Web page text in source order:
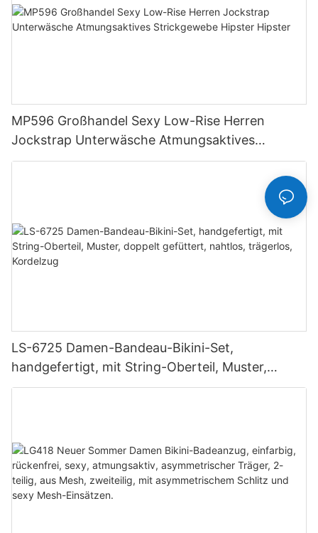
MP596 Großhandel Sexy Low-Rise Herren
Jockstrap Unterwäsche Atmungsaktives
Strickgewebe Hipster Hipster
LS-6725 Damen-Bandeau-Bikini-Set,
handgefertigt, mit String-Oberteil, Muster,
doppelt gefüttert, nahtlos, trägerlos, Kordelzug